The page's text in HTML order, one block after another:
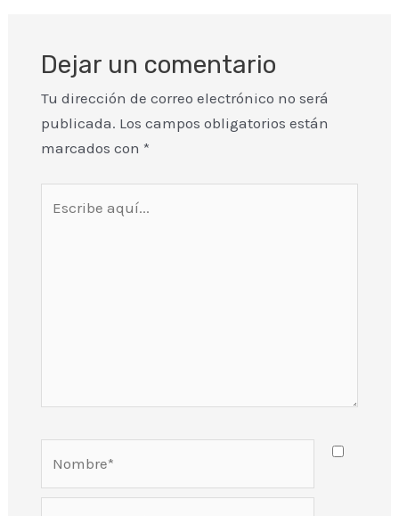
Dejar un comentario
Tu dirección de correo electrónico no será
publicada. Los campos obligatorios están
marcados con *